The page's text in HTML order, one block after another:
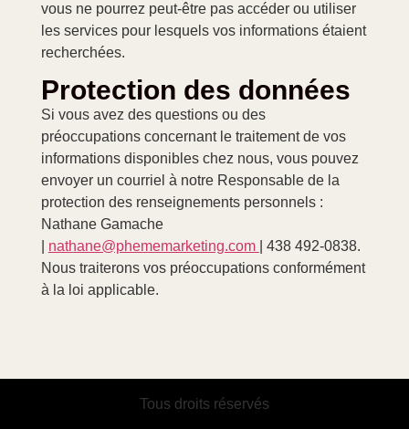
vous ne pourrez peut-être pas accéder ou utiliser
les services pour lesquels vos informations étaient
recherchées.
Protection des données
Si vous avez des questions ou des
préoccupations concernant le traitement de vos
informations disponibles chez nous, vous pouvez
envoyer un courriel à notre Responsable de la
protection des renseignements personnels :
Nathane Gamache
nathane@phememarketing.com
| 438 492-0838.
Nous traiterons vos préoccupations conformément
à la loi applicable.
Tous droits réservés